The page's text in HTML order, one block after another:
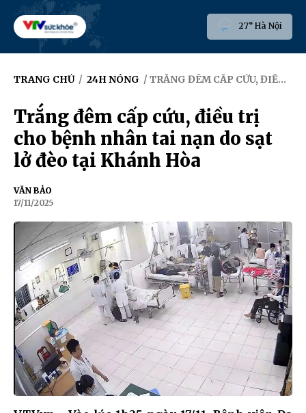
27° Hà Nội
TRANG CHỦ / 24H NÓNG / TRẮNG ĐÊM CẤP CỨU, ĐIỀU TRỊ CHO BỆNH NHÂN TAI NẠN DO SẠT LỞ ĐÈO TẠI KHÁNH HÒA
Trắng đêm cấp cứu, điều trị
cho bệnh nhân tai nạn do sạt
lở đèo tại Khánh Hòa
VĂN BẢO
17/11/2025